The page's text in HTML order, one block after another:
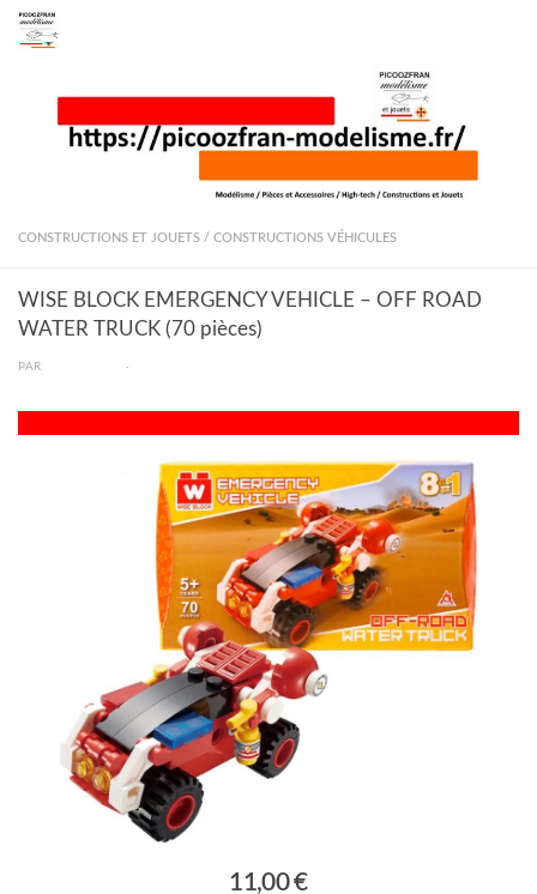
Skip to content
CONSTRUCTIONS ET JOUETS / CONSTRUCTIONS VÉHICULES
WISE BLOCK EMERGENCY VEHICLE – OFF ROAD
WATER TRUCK (70 pièces)
PAR ·
11,00 €